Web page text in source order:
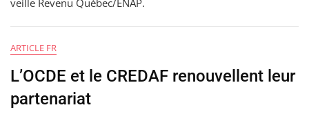
veille Revenu Québec/ENAP.
ARTICLE FR
L’OCDE et le CREDAF renouvellent leur
partenariat